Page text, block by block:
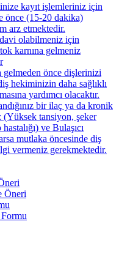
kayıt işlemleriniz için
önce (15-20 dakika)
arz etmektedir.
olabilmeniz için
karnına gelmeniz
gelmeden önce dişlerinizi
hekiminizin daha sağlıklı
yardımcı olacaktır.
bir ilaç ya da kronik
(Yüksek tansiyon, şeker
ve Bulaşıcı
mutlaka öncesinde diş
vermeniz gerekmektedir.
Öneri